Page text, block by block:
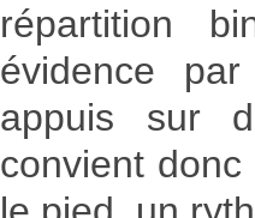
répartition
évidence
appuis sur
convient